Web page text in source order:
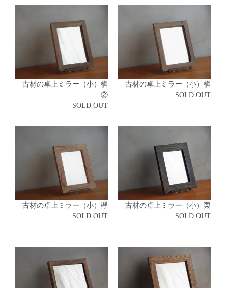
古材の卓上ミラー（小）楢
②
SOLD OUT
古材の卓上ミラー（小）楢
SOLD OUT
古材の卓上ミラー（小）欅
SOLD OUT
古材の卓上ミラー（小）栗
SOLD OUT